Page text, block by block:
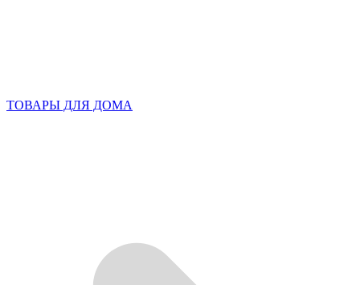
ТОВАРЫ ДЛЯ ДОМА